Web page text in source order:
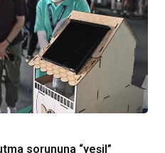
sorununa “yeşil”